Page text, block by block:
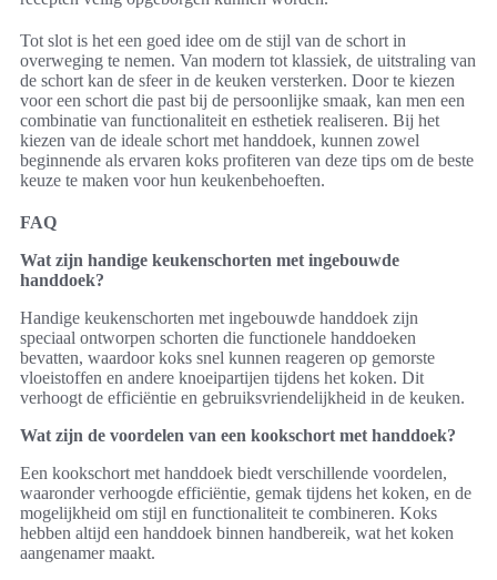
Tot slot is het een goed idee om de stijl van de schort in
overweging te nemen. Van modern tot klassiek, de uitstraling van
de schort kan de sfeer in de keuken versterken. Door te kiezen
voor een schort die past bij de persoonlijke smaak, kan men een
combinatie van functionaliteit en esthetiek realiseren. Bij het
kiezen van de ideale schort met handdoek, kunnen zowel
beginnende als ervaren koks profiteren van deze tips om de beste
keuze te maken voor hun keukenbehoeften.
FAQ
Wat zijn handige keukenschorten met ingebouwde
handdoek?
Handige keukenschorten met ingebouwde handdoek zijn
speciaal ontworpen schorten die functionele handdoeken
bevatten, waardoor koks snel kunnen reageren op gemorste
vloeistoffen en andere knoeipartijen tijdens het koken. Dit
verhoogt de efficiëntie en gebruiksvriendelijkheid in de keuken.
Wat zijn de voordelen van een kookschort met handdoek?
Een kookschort met handdoek biedt verschillende voordelen,
waaronder verhoogde efficiëntie, gemak tijdens het koken, en de
mogelijkheid om stijl en functionaliteit te combineren. Koks
hebben altijd een handdoek binnen handbereik, wat het koken
aangenamer maakt.